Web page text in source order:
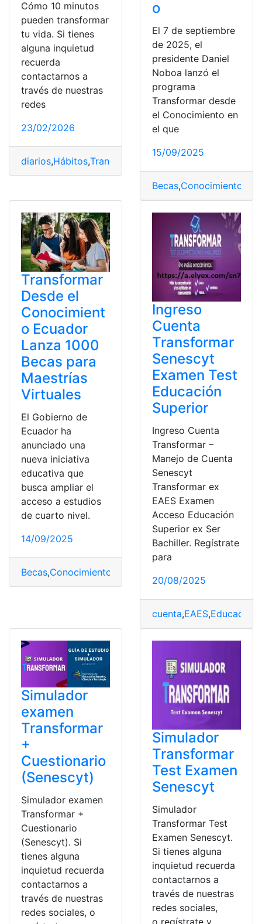
Cómo 10 minutos
pueden transformar
tu vida. Si tienes
alguna inquietud
recuerda
contactarnos a
través de nuestras
redes
23/02/2026
diarios,Hábitos,Transformar
o
El 7 de septiembre
de 2025, el
presidente Daniel
Noboa lanzó el
programa
Transformar desde
el Conocimiento en
el que
15/09/2025
Becas,Conocimiento
Transformar
Desde el
Conocimient
o Ecuador
Lanza 1000
Becas para
Maestrías
Virtuales
El Gobierno de
Ecuador ha
anunciado una
nueva iniciativa
educativa que
busca ampliar el
acceso a estudios
de cuarto nivel.
14/09/2025
Becas,Conocimiento
Ingreso
Cuenta
Transformar
Senescyt
Examen Test
Educación
Superior
Ingreso Cuenta
Transformar –
Manejo de Cuenta
Senescyt
Transformar ex
EAES Examen
Acceso Educación
Superior ex Ser
Bachiller. Regístrate
para
20/08/2025
cuenta,EAES,Educación
Simulador
examen
Transformar
+
Cuestionario
(Senescyt)
Simulador examen
Transformar +
Cuestionario
(Senescyt). Si
tienes alguna
inquietud recuerda
contactarnos a
través de nuestras
redes sociales, o
Simulador
Transformar
Test Examen
Senescyt
Simulador
Transformar Test
Examen Senescyt.
Si tienes alguna
inquietud recuerda
contactarnos a
través de nuestras
redes sociales,